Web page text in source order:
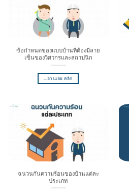
ข้อกำหนดของแบบบ้านที่ต้องมีลาย
เซ็นของวิศวกรและสถาปนิก
...อ่านเลย คลิก
ฉนวนกันความร้อนของบ้านแต่ละ
ประเภท